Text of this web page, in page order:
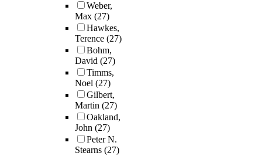
Weber,
Max (27)
Hawkes,
Terence (27)
Bohm,
David (27)
Timms,
Noel (27)
Gilbert,
Martin (27)
Oakland,
John (27)
Peter N.
Stearns (27)